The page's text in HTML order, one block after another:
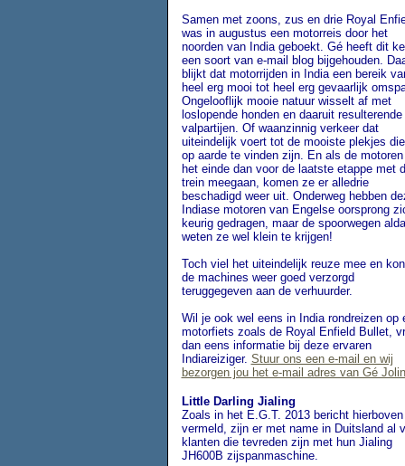
Samen met zoons, zus en drie Royal
was in augustus een motorreis door het
noorden van India geboekt. Gé heeft dit
een soort van e-mail blog bijgehouden.
blijkt dat motorrijden in India een bereik
heel erg mooi tot heel erg gevaarlijk
Ongelooflijk mooie natuur wisselt af met
loslopende honden en daaruit resulterende
valpartijen. Of waanzinnig verkeer dat
uiteindelijk voert tot de mooiste plekjes
op aarde te vinden zijn. En als de motoren
het einde dan voor de laatste etappe met
trein meegaan, komen ze er alledrie
beschadigd weer uit. Onderweg hebben
Indiase motoren van Engelse oorsprong
keurig gedragen, maar de spoorwegen
weten ze wel klein te krijgen!
Toch viel het uiteindelijk reuze mee en
de machines weer goed verzorgd
teruggegeven aan de verhuurder.
Wil je ook wel eens in India rondreizen op
motorfiets zoals de Royal Enfield Bullet,
dan eens informatie bij deze ervaren
Indiareiziger. Stuur ons een e-mail en wij
bezorgen jou het e-mail adres van Gé
Little Darling Jialing
Zoals in het E.G.T. 2013 bericht hierboven
vermeld, zijn er met name in Duitsland al
klanten die tevreden zijn met hun Jialing
JH600B zijspanmaschine.